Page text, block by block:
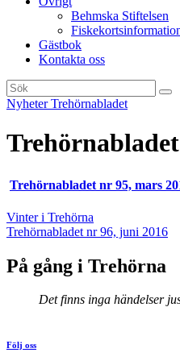
Behmska Stiftelsen
Gästbok
Kontakta oss
NyheterTrehörnabladet
Trehörnabladet nr 95, mars
Inläggsnavigering
Vinter i Trehörna
Trehörnabladet nr 96, juni 2016
På gång i Trehörna
Det finns inga händelser
Följ oss